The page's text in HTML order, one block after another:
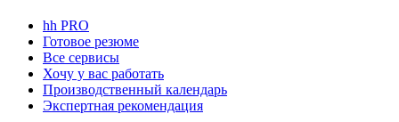
hh PRO
Готовое резюме
Все сервисы
Хочу у вас работать
Производственный календарь
Экспертная рекомендация